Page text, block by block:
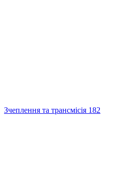
Зчеплення та трансмісія 182